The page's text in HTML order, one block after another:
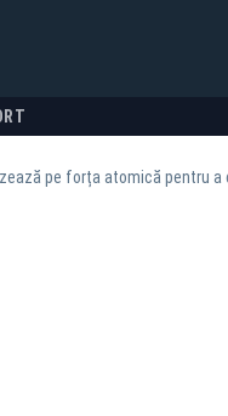
pe forța atomică pentru a